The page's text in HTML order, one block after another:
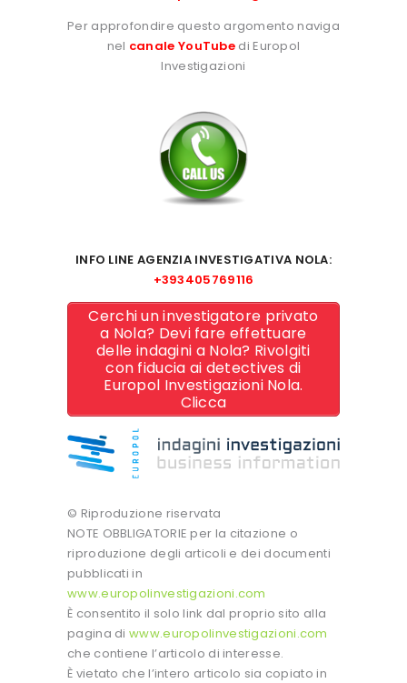
Per approfondire questo argomento naviga
nel canale YouTube di Europol
Investigazioni
INFO LINE AGENZIA INVESTIGATIVA NOLA:
+393405769116
Cerchi un investigatore privato
a Nola? Devi fare effettuare
delle indagini a Nola? Rivolgiti
con fiducia ai detectives di
Europol Investigazioni Nola.
Clicca
© Riproduzione riservata
NOTE OBBLIGATORIE per la citazione o
riproduzione degli articoli e dei documenti
pubblicati in
www.europolinvestigazioni.com
È consentito il solo link dal proprio sito alla
pagina di www.europolinvestigazioni.com
che contiene l’articolo di interesse.
È vietato che l’intero articolo sia copiato in